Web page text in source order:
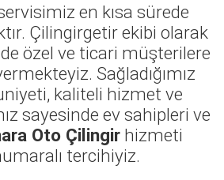
en kısa sürede
Çilingirgetir ekibi olarak
özel ve ticari müşterilere
Sağladığımız
kaliteli hizmet ve
sayesinde ev sahipleri ve
Oto Çilingir hizmeti
tercihiyiz.